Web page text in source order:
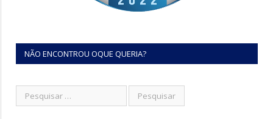
NÃO ENCONTROU OQUE QUERIA?